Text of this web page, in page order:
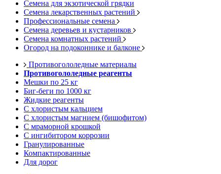
Семена для экзотической грядки
Семена лекарственных растений
Профессиональные семена
Семена деревьев и кустарников
Семена комнатных растений
Огород на подоконнике и балконе
Противогололедные материалы
Противогололедные реагенты
Мешки по 25 кг
Биг-беги по 1000 кг
Жидкие реагенты
С хлористым кальцием
С хлористым магнием (бишофитом)
С мраморной крошкой
С ингибитором коррозии
Гранулированные
Компактированные
Для дорог